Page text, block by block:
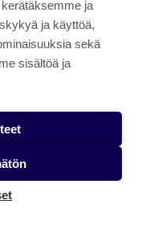
ja
ja käyttöä,
sekä
sisältöä ja